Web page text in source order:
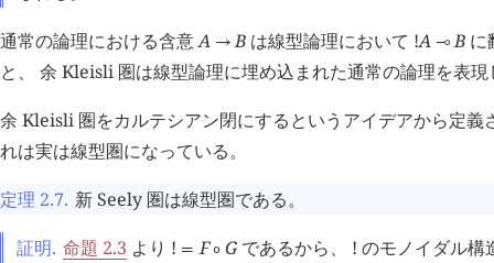
通常の論理における含意A → B は線型論理において !A ⊸ B に
と、 余 Kleisli 圏は線型論理に埋め込まれた通常の論理を表
余 Kleisli 圏をカルテシアン閉にするというアイデアから定義
れは実は線型圏になっている。
定理 2.7. 新 Seely 圏は線型圏である。
証明. 命題 2.3 より ! = F ∘ Gであるから、 ! のモノイダル構